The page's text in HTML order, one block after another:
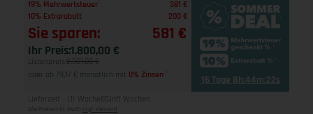
19% Mehrwertsteuer
381 €
10% Extrarabatt
200 €
Sie sparen: 581 €
Ihr Preis:1.800,00 €
Listenpreis: 2.381,00 €
oder ab 79,17 € monatlich mit 0% Zinsen 16 Tage 8h:44m:21s
Lieferzeit - {1} Woche|[0,Inf[ Wochen
Alle Preise inkl. MwSt zzgl. Versand